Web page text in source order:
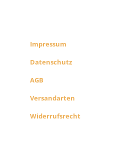
Impressum
Datenschutz
AGB
Versandarten
Widerrufsrecht